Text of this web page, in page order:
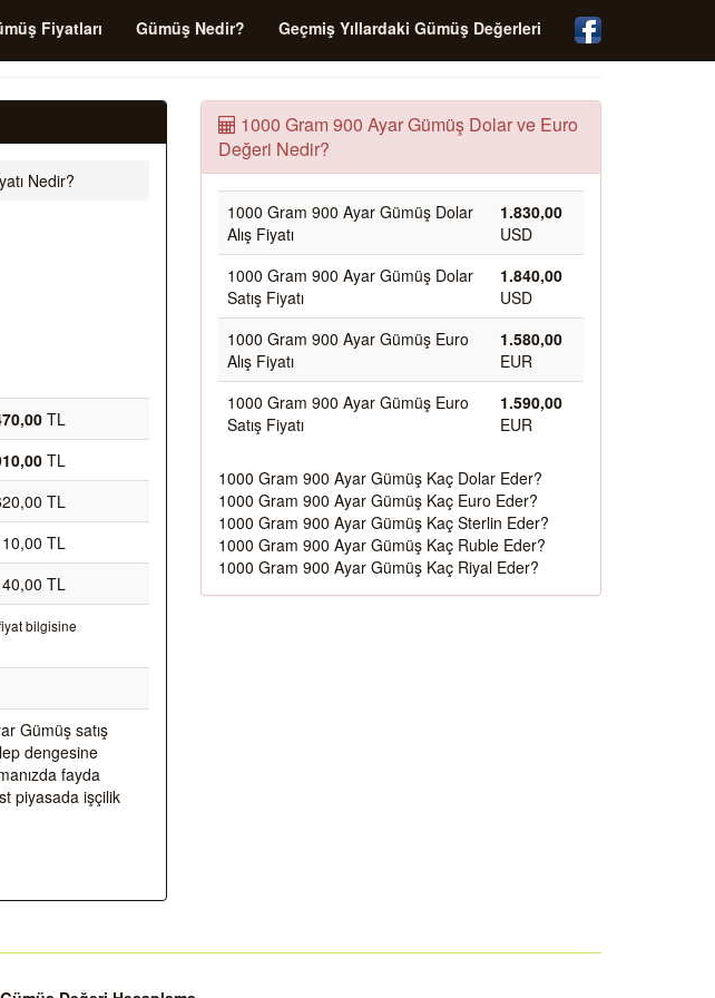
Fiyatları Gümüş Nedir? Geçmiş Yıllardaki Gümüş Değerleri
Nedir?
TL
TL
TL
TL
TL
bilgisine
Gümüş satış
dengesine
fayda
piyasada işçilik
1000 Gram 900 Ayar Gümüş Dolar ve Euro
Değeri Nedir?
1000 Gram 900 Ayar Gümüş Dolar
Alış Fiyatı
1.830,00
USD
1000 Gram 900 Ayar Gümüş Dolar
Satış Fiyatı
1.840,00
USD
1000 Gram 900 Ayar Gümüş Euro
Alış Fiyatı
1.580,00
EUR
1000 Gram 900 Ayar Gümüş Euro
Satış Fiyatı
1.590,00
EUR
1000 Gram 900 Ayar Gümüş Kaç Dolar Eder?
1000 Gram 900 Ayar Gümüş Kaç Euro Eder?
1000 Gram 900 Ayar Gümüş Kaç Sterlin Eder?
1000 Gram 900 Ayar Gümüş Kaç Ruble Eder?
1000 Gram 900 Ayar Gümüş Kaç Riyal Eder?